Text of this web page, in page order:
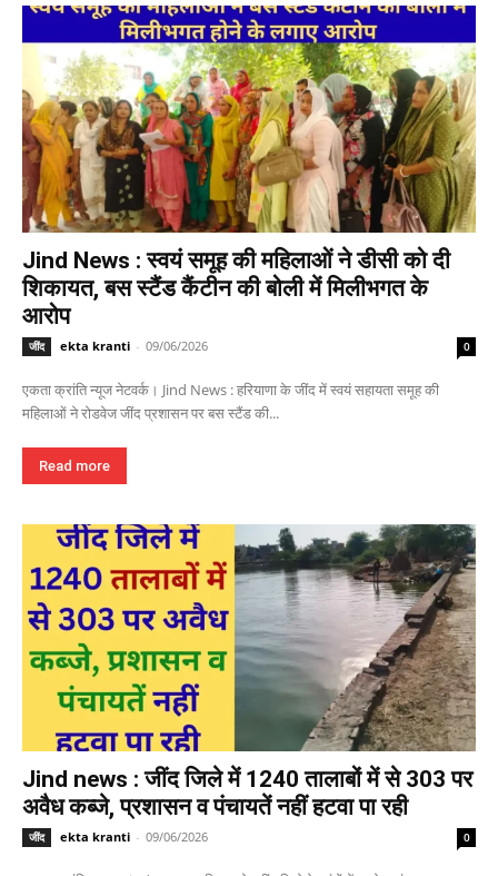
Jind News : स्वयं समूह की महिलाओं ने डीसी को दी
शिकायत, बस स्टैंड कैंटीन की बोली में मिलीभगत के
आरोप
जींद ekta kranti - 09/06/2026 0
एकता क्रांति न्यूज नेटवर्क। Jind News : हरियाणा के जींद में स्वयं सहायता समूह की
महिलाओं ने रोडवेज जींद प्रशासन पर बस स्टैंड की...
Read more
Jind news : जींद जिले में 1240 तालाबों में से 303 पर
अवैध कब्जे, प्रशासन व पंचायतें नहीं हटवा पा रही
जींद ekta kranti - 09/06/2026 0